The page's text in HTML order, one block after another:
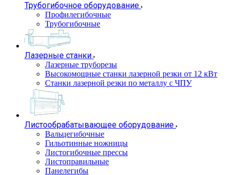
Трубогибочное оборудование
Профилегибочные
Трубогибочные
Лазерные станки
Лазерные труборезы
Высокомощные станки лазерной резки от 12 кВт
Станки лазерной резки по металлу с ЧПУ
Листообрабатывающее оборудование
Вальцегибочные
Гильотинные ножницы
Листогибочные прессы
Листоправильные
Панелегибы